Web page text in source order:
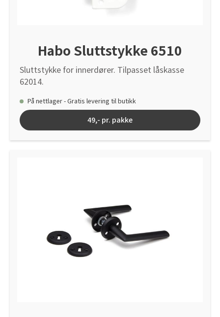
Habo Sluttstykke 6510
Sluttstykke for innerdører. Tilpasset låskasse
62014.
På nettlager - Gratis levering til butikk
49,- pr. pakke